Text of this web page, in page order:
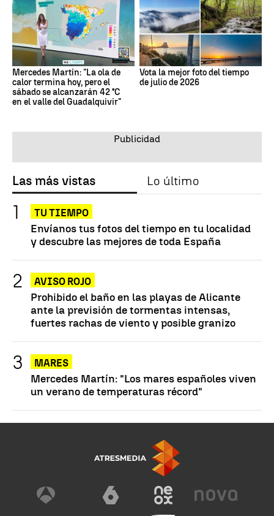
Mercedes Martín: "La ola de
calor termina hoy, pero el
sábado se alcanzarán 42 °C
en el valle del Guadalquivir"
Vota la mejor foto del tiempo
de julio de 2026
Las más vistas Lo último
TU TIEMPO
Envíanos tus fotos del tiempo en tu localidad
y descubre las mejores de toda España
AVISO ROJO
Prohibido el baño en las playas de Alicante
ante la previsión de tormentas intensas,
fuertes rachas de viento y posible granizo
MARES
Mercedes Martín: "Los mares españoles viven
un verano de temperaturas récord"